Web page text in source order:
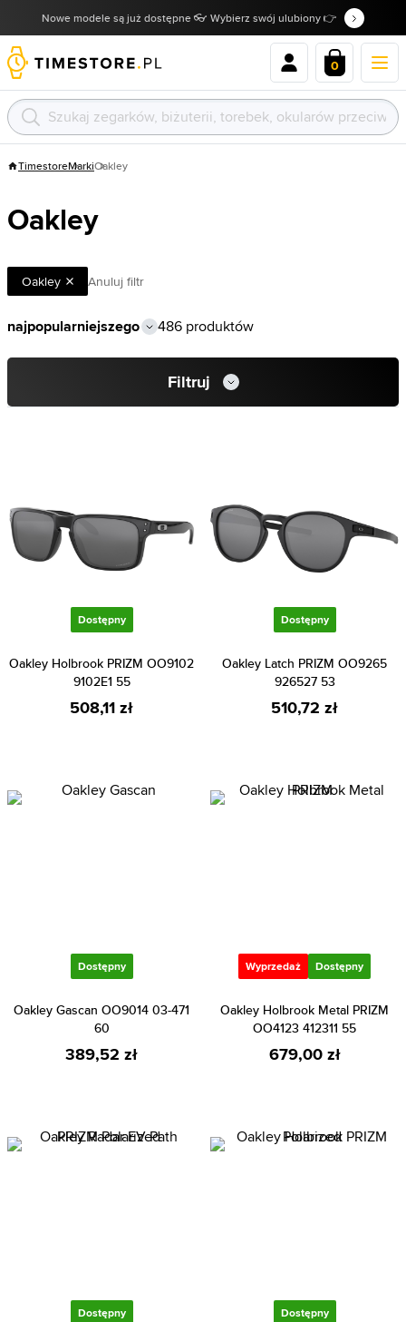
Nowe modele są już dostępne 👓 Wybierz swój ulubiony 👉
0
TimestoreMarkiOakley
Oakley
Oakley Anuluj filtr
486 produktów
Filtruj
Dostępny
Oakley Holbrook PRIZM OO9102
9102E1 55
508,11 zł
Dostępny
Oakley Latch PRIZM OO9265
926527 53
510,72 zł
Dostępny
Oakley Gascan OO9014 03-471
60
389,52 zł
Wyprzedaż Dostępny
Oakley Holbrook Metal PRIZM
OO4123 412311 55
679,00 zł
Dostępny Dostępny